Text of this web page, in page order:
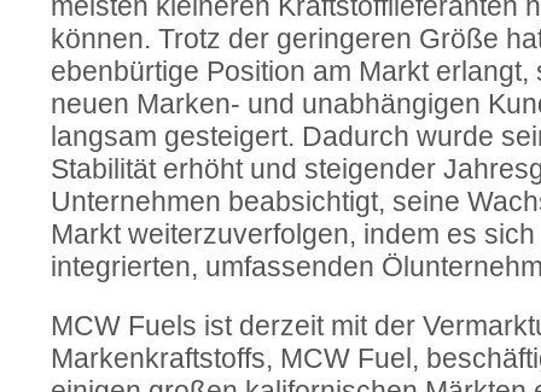
können. Trotz der geringeren Größe
ebenbürtige Position am Markt erlangt,
neuen Marken- und unabhängigen
langsam gesteigert. Dadurch wurde
Stabilität erhöht und steigender
Unternehmen beabsichtigt, seine
Markt weiterzuverfolgen, indem es
integrierten, umfassenden
MCW Fuels ist derzeit mit der
Markenkraftstoffs, MCW Fuel,